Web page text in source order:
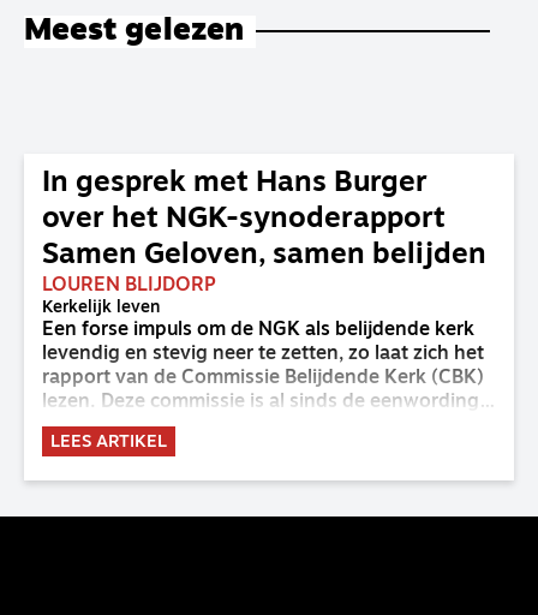
Meest gelezen
In gesprek met Hans Burger
over het NGK-synoderapport
Samen Geloven, samen belijden
LOUREN BLIJDORP
Kerkelijk leven
Een forse impuls om de NGK als belijdende kerk
levendig en stevig neer te zetten, zo laat zich het
rapport van de Commissie Belijdende Kerk (CBK)
lezen. Deze commissie is al sinds de eenwording
van de GKv en NGK actief en kreeg van de
synode van Deventer in 2023 de opdracht om
belijdenis en bij te dragen aan de verlevendiging
LEES ARTIKEL